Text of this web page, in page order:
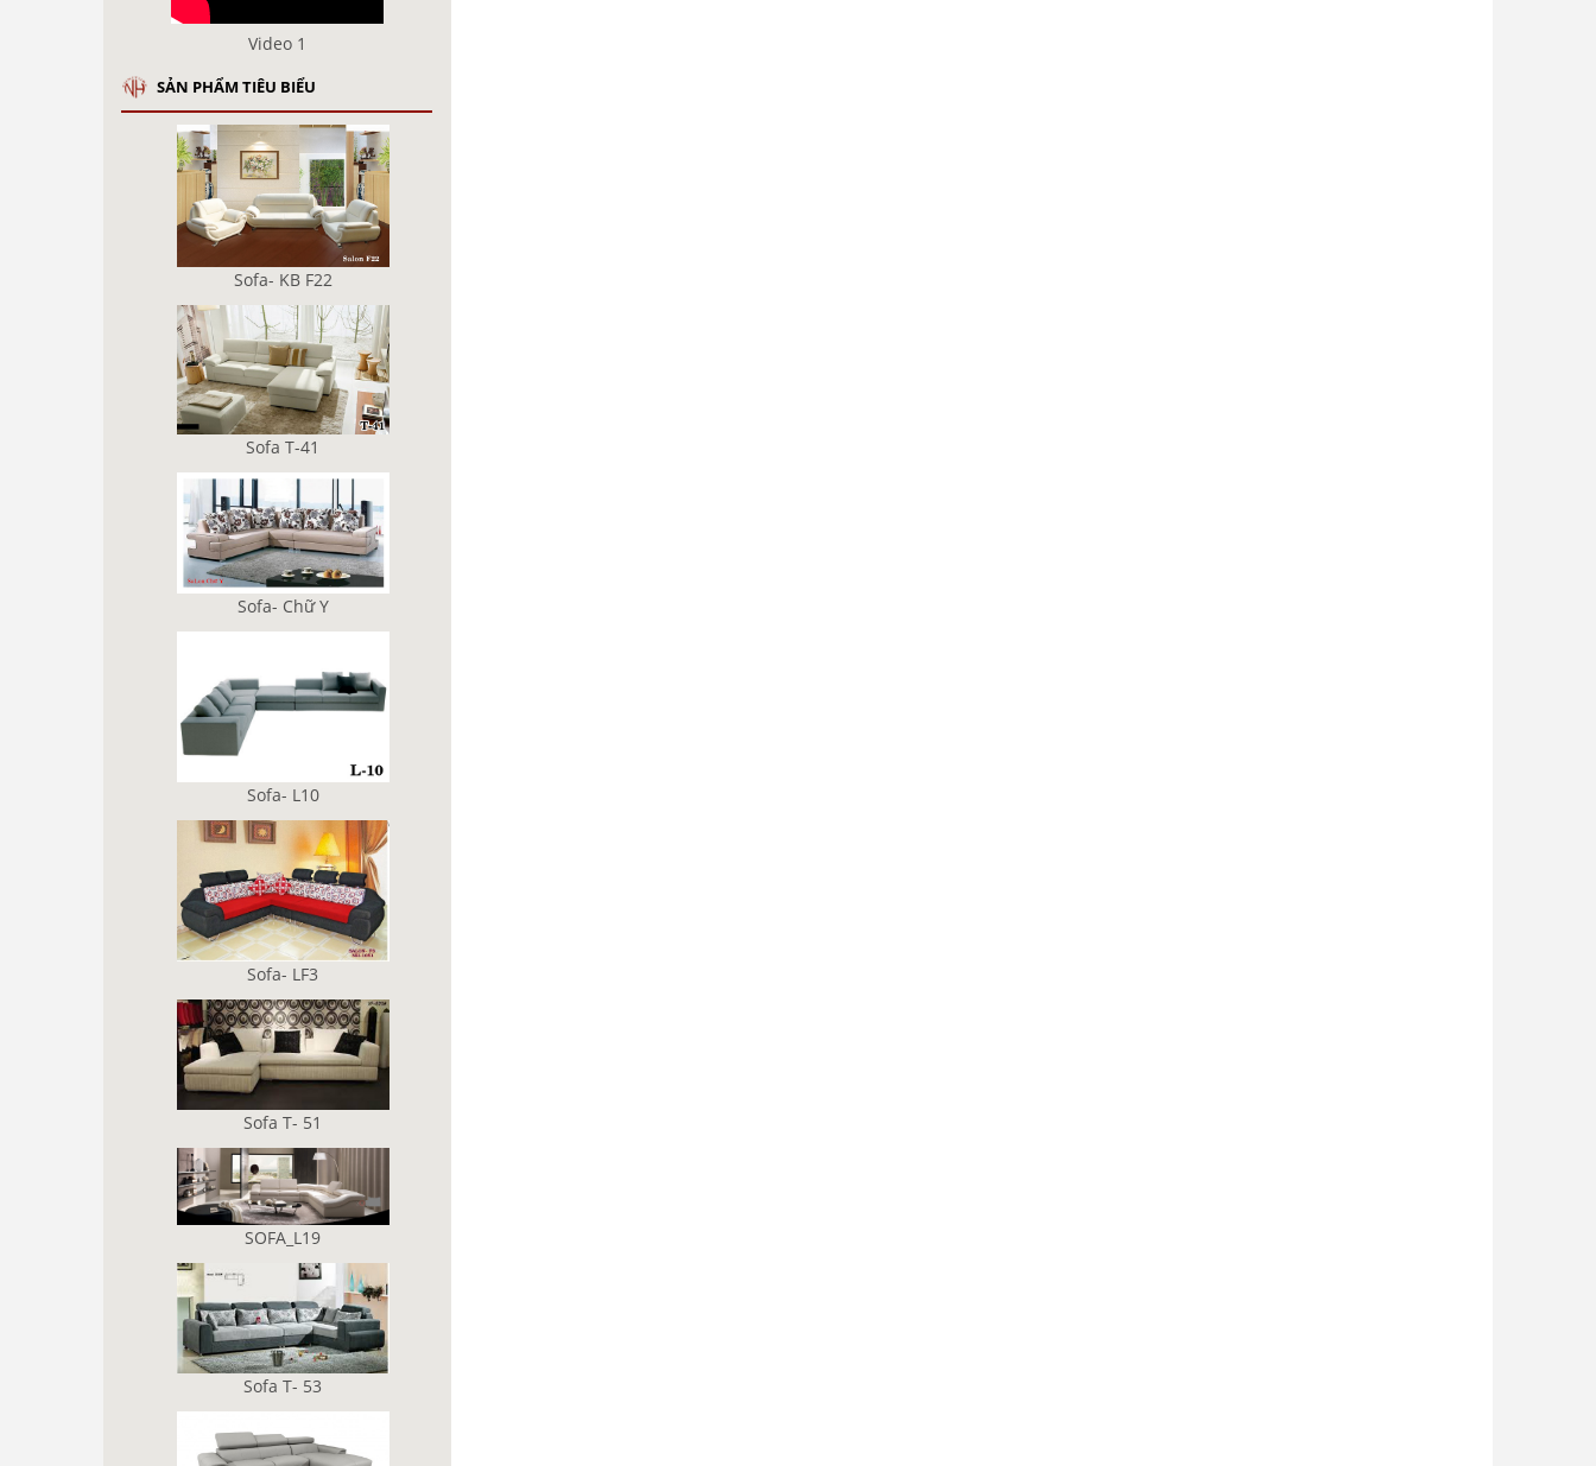
Video 1
SẢN PHẨM TIÊU BIỂU
Sofa- KB F22
Sofa T-41
Sofa- Chữ Y
Sofa- L10
Sofa- LF3
Sofa T- 51
SOFA_L19
Sofa T- 53